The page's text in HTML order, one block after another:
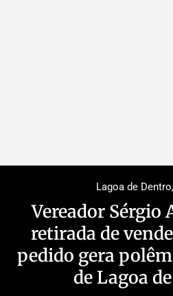
Lagoa de Dentro,
Vereador Sérgio
retirada de
pedido gera
de Lagoa